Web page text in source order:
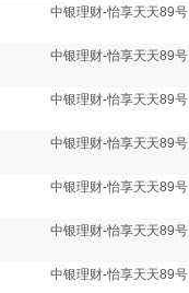
中银理财-怡享天天89号
中银理财-怡享天天89号
中银理财-怡享天天89号
中银理财-怡享天天89号
中银理财-怡享天天89号
中银理财-怡享天天89号
中银理财-怡享天天89号